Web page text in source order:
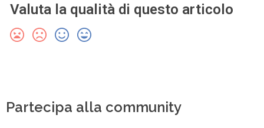
Valuta la qualità di questo articolo
Partecipa alla community